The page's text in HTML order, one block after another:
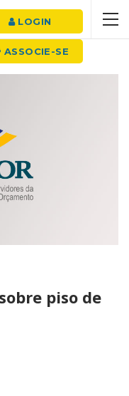
LOGIN
ASSOCIE-SE
piso de